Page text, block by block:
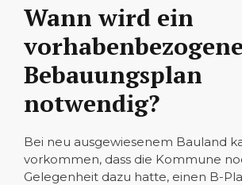
Wann wird ein
Bebauungsplan
notwendig?
Bei neu ausgewiesenem Bauland
vorkommen, dass die Kommune
Gelegenheit dazu hatte, einen B-